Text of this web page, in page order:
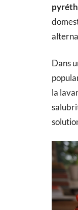
Dans
la